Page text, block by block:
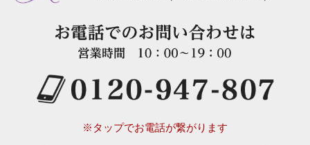
※タップでお電話が繋がります